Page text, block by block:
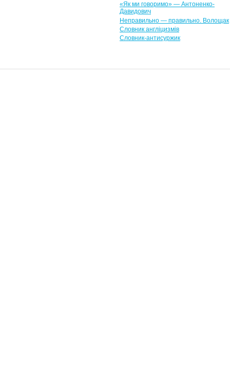
«Як ми говоримо» — Антоненко-
Давидович
Неправильно — правильно. Волощак
Словник англіцизмів
Словник-антисуржик